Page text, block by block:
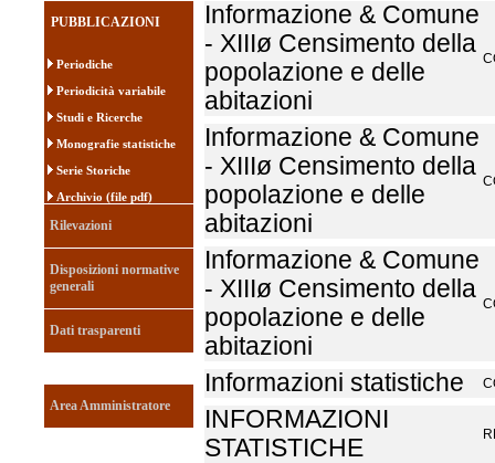
PUBBLICAZIONI
Periodiche
Periodicità variabile
Studi e Ricerche
Monografie statistiche
Serie Storiche
Archivio (file pdf)
Rilevazioni
Disposizioni normative
generali
Dati trasparenti
Area Amministratore
Informazione & Comune
- XIIIø Censimento della
popolazione e delle
abitazioni
Informazione & Comune
- XIIIø Censimento della
popolazione e delle
abitazioni
Informazione & Comune
- XIIIø Censimento della
popolazione e delle
abitazioni
Informazioni statistiche
INFORMAZIONI
STATISTICHE